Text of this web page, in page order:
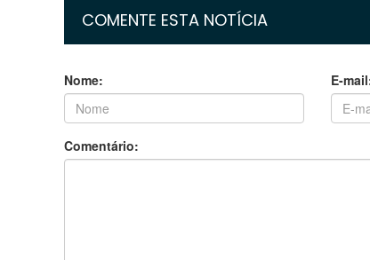
COMENTE ESTA NOTÍCIA
Nome: E-
Comentário: